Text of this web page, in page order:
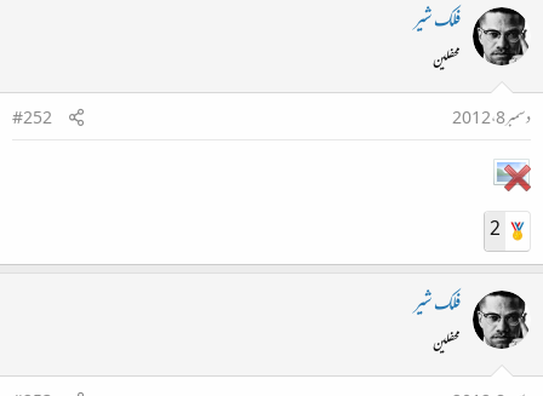
فلک شیر
محفلین
دسمبر 8، 2012
#252
2
فلک شیر
محفلین